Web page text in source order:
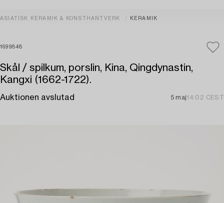
ASIATISK KERAMIK & KONSTHANTVERK KERAMIK
1699848
Skål / spilkum, porslin, Kina, Qingdynastin,
Kangxi (1662-1722).
Auktionen avslutad 5 maj14:02 CEST